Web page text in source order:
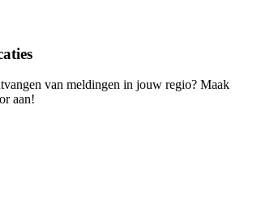
van meldingen in jouw regio? Maak
aan!